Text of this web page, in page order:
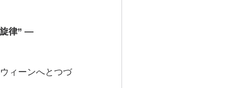
旋律” —
ィーンへとつづ